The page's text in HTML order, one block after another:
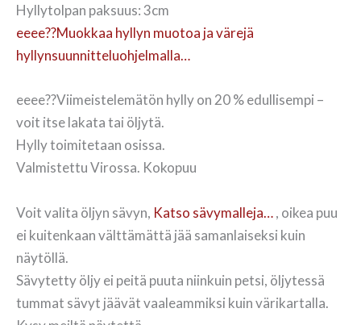
Hyllytolpan paksuus: 3cm
eeee??Muokkaa hyllyn muotoa ja värejä
hyllynsuunnitteluohjelmalla…
eeee??Viimeistelemätön hylly on 20 % edullisempi –
voit itse lakata tai öljytä.
Hylly toimitetaan osissa.
Valmistettu Virossa. Kokopuu
Voit valita öljyn sävyn, Katso sävymalleja…, oikea puu
ei kuitenkaan välttämättä jää samanlaiseksi kuin
näytöllä.
Sävytetty öljy ei peitä puuta niinkuin petsi, öljytessä
tummat sävyt jäävät vaaleammiksi kuin värikartalla.